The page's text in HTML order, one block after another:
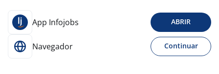
App Infojobs ABRIR
Navegador Continuar